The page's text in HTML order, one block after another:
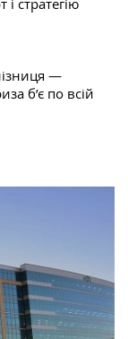
—
б’є по всій